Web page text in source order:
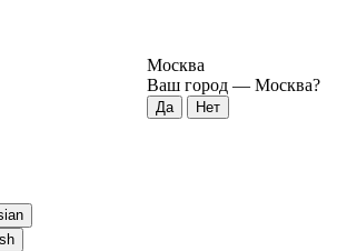
Москва
Ваш город — Москва?